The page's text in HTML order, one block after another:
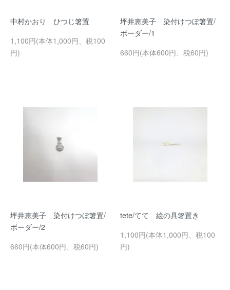
中村かおり ひつじ箸置
1,100円(本体1,000円、税100
円)
坪井恵美子 染付けつぼ箸置/
ボーダー/1
660円(本体600円、税60円)
坪井恵美子 染付けつぼ箸置/
ボーダー/2
660円(本体600円、税60円)
tete/てて 絵の具箸置き
1,100円(本体1,000円、税100
円)